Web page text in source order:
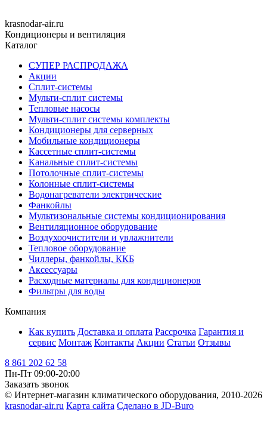
krasnodar-air.ru
Кондиционеры и вентиляция
Каталог
СУПЕР РАСПРОДАЖА
Акции
Сплит-системы
Мульти-сплит системы
Тепловые насосы
Мульти-сплит системы комплекты
Кондиционеры для серверных
Мобильные кондиционеры
Кассетные сплит-системы
Канальные сплит-системы
Потолочные сплит-системы
Колонные сплит-системы
Водонагреватели электрические
Фанкойлы
Мультизональные системы кондиционирования
Вентиляционное оборудование
Воздухоочистители и увлажнители
Тепловое оборудование
Чиллеры, фанкойлы, ККБ
Аксессуары
Расходные материалы для кондиционеров
Фильтры для воды
Компания
Как купить Доставка и оплата Рассрочка Гарантия и
сервис Монтаж Контакты Акции Статьи Отзывы
8 861 202 62 58
Пн-Пт 09:00-20:00
Заказать звонок
© Интернет-магазин климатического оборудования, 2010-2026
krasnodar-air.ru Карта сайта Сделано в JD-Buro